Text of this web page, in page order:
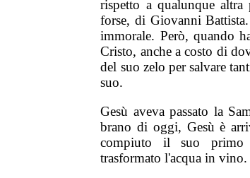
rispetto a qualunque altra
forse, di Giovanni
immorale. Però, quando
Cristo, anche a costo di
del suo zelo per salvare
suo.
Gesù aveva passato la
brano di oggi, Gesù è
compiuto il suo primo
trasformato l'acqua in vino.